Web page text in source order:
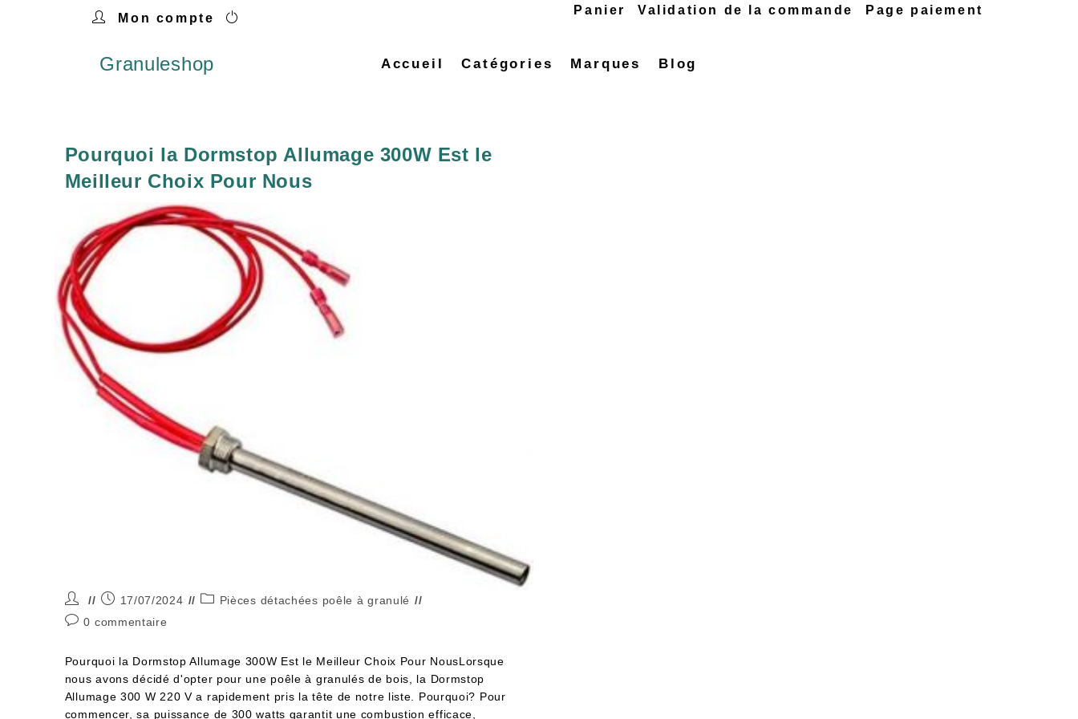
Panier Validation de la commande Page paiement
Mon compte
Granuleshop Accueil Catégories Marques Blog
Pourquoi la Dormstop Allumage 300W Est le
Meilleur Choix Pour Nous
17/07/2024
Pièces détachées poêle à granulé
0 commentaire
Pourquoi la Dormstop Allumage 300W Est le Meilleur Choix Pour NousLorsque
nous avons décidé d'opter pour une poêle à granulés de bois, la Dormstop
Allumage 300 W 220 V a rapidement pris la tête de notre liste. Pourquoi? Pour
commencer, sa puissance de 300 watts garantit une combustion efficace,